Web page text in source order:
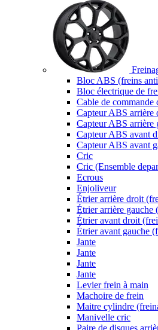
Bloc ABS (freins
Bloc électrique de
Cable de commande
Capteur ABS arrière
Capteur ABS arrière
Capteur ABS avant
Capteur ABS avant
Cric
Cric (Ensemble
Ecrous
Enjoliveur
Étrier arrière droit
Étrier arrière gauche
Étrier avant droit
Étrier avant gauche
Jante
Jante
Jante
Jante
Levier frein à main
Machoire de frein
Maitre cylindre
Manivelle cric
Paire de disques